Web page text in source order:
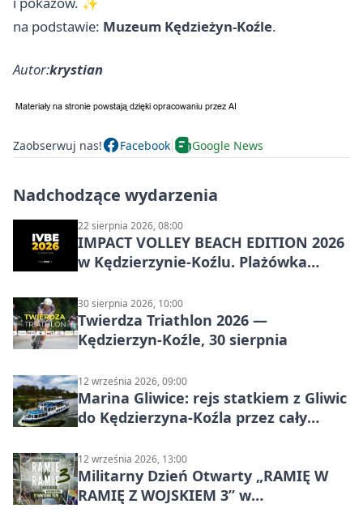
na podstawie: Muzeum Kędzieżyn-Koźle.
Autor:krystian
Zaobserwuj nas! Facebook Google News
Nadchodzące wydarzenia
22 sierpnia 2026, 08:00
IMPACT VOLLEY BEACH EDITION 2026
w Kędzierzynie-Koźlu. Plażówka
30 sierpnia 2026, 10:00
Twierdza Triathlon 2026 —
Kędzierzyn-Koźle, 30 sierpnia
12 września 2026, 09:00
Marina Gliwice: rejs statkiem z Gliwic
do Kędzierzyna-Koźla przez cały
12 września 2026, 13:00
Militarny Dzień Otwarty „RAMIĘ W
RAMIĘ Z WOJSKIEM 3” w